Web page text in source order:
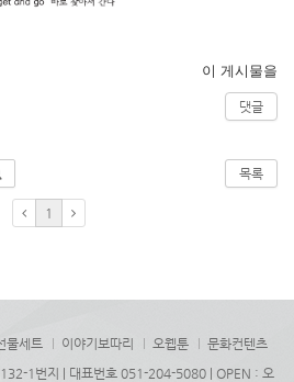
이 게시물을
댓글
목록
1
물세트 이야기보따리 오웹툰
문화컨텐츠
1번지 | 대표번호 051-204-5080 | OPEN : 오